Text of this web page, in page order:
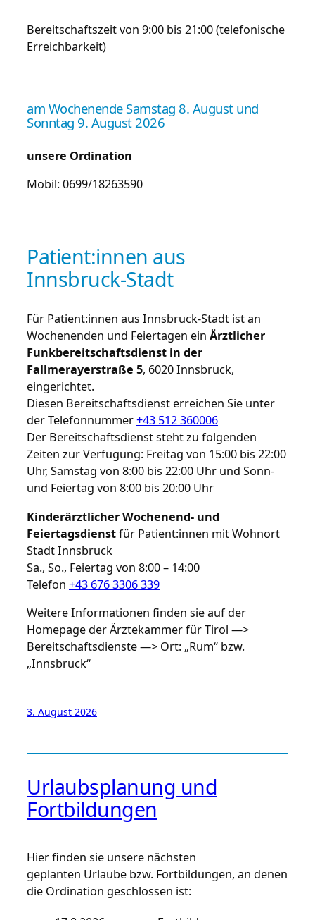
Bereitschaftszeit von 9:00 bis 21:00 (telefonische
Erreichbarkeit)
am Wochenende Samstag 8. August und
Sonntag 9. August 2026
unsere Ordination
Mobil: 0699/18263590
Patient:innen aus
Innsbruck-Stadt
Für Patient:innen aus Innsbruck-Stadt ist an
Wochenenden und Feiertagen ein Ärztlicher
Funkbereitschaftsdienst in der
Fallmerayerstraße 5, 6020 Innsbruck,
eingerichtet.
Diesen Bereitschaftsdienst erreichen Sie unter
der Telefonnummer+43 512 360006
Der Bereitschaftsdienst steht zu folgenden
Zeiten zur Verfügung: Freitag von 15:00 bis 22:00
Uhr, Samstag von 8:00 bis 22:00 Uhr und Sonn-
und Feiertag von 8:00 bis 20:00 Uhr
Kinderärztlicher Wochenend- und
Feiertagsdienstfür Patient:innen mit Wohnort
Stadt Innsbruck
Sa., So., Feiertag von 8:00 – 14:00
Telefon +43 676 3306 339
Weitere Informationen finden sie auf der
Homepage der Ärztekammer für Tirol —>
Bereitschaftsdienste —> Ort: „Rum“ bzw.
„Innsbruck“
3. August 2026
Urlaubsplanung und
Fortbildungen
Hier finden sie unsere nächsten
geplanten Urlaube bzw. Fortbildungen, an denen
die Ordination geschlossen ist: